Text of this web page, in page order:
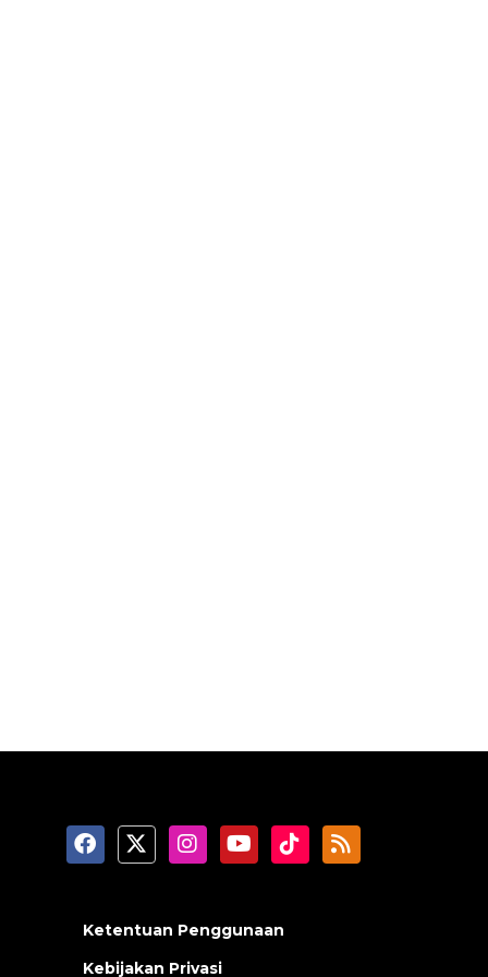
Ketentuan Penggunaan
Kebijakan Privasi